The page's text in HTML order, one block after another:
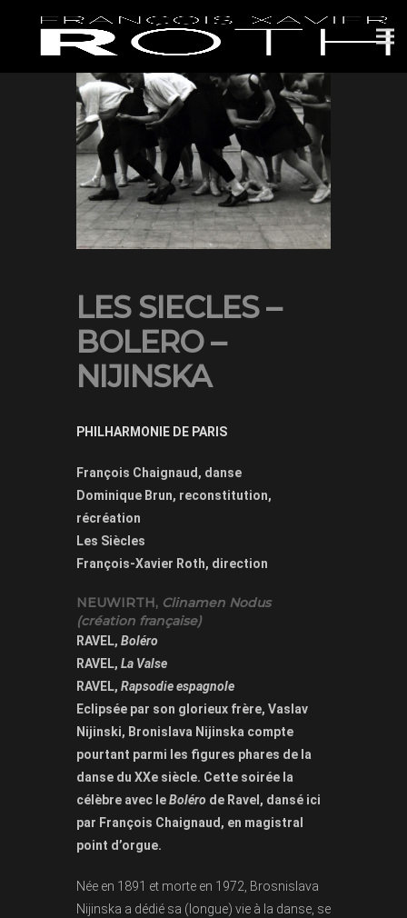
LES SIECLES –
BOLERO –
NIJINSKA
PHILHARMONIE DE PARIS
François Chaignaud, danse
Dominique Brun, reconstitution,
récréation
Les Siècles
François-Xavier Roth, direction
NEUWIRTH, Clinamen Nodus
(création française)
RAVEL, Boléro
RAVEL, La Valse
RAVEL, Rapsodie espagnole
Eclipsée par son glorieux frère, Vaslav
Nijinski, Bronislava Nijinska compte
pourtant parmi les figures phares de la
danse du XXe siècle. Cette soirée la
célèbre avec leBoléro de Ravel, dansé ici
par François Chaignaud, en magistral
point d’orgue.
Née en 1891 et morte en 1972, Brosnislava
Nijinska a dédié sa (longue) vie à la danse, se